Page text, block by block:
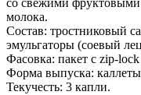
со свежими
молока.
Состав: тростниковый
эмульгаторы (соевый
Фасовка: пакет с zip-lock
Форма выпуска:
Текучесть: 3 капли.